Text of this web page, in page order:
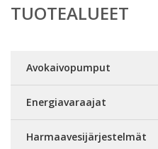
TUOTEALUEET
Avokaivopumput
Energiavaraajat
Harmaavesijärjestelmät